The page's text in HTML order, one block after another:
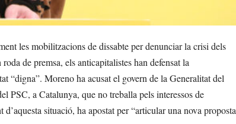
les mobilitzacions de dissabte per denunciar la crisi dels
de premsa, els anticapitalistes han defensat la
“digna”. Moreno ha acusat el govern de la Generalitat del
PSC, a Catalunya, que no treballa pels interessos de
situació, ha apostat per “articular una nova proposta